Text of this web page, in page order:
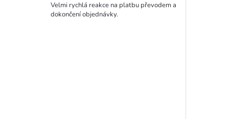
Velmi rychlá reakce na platbu převodem a
dokončení objednávky.